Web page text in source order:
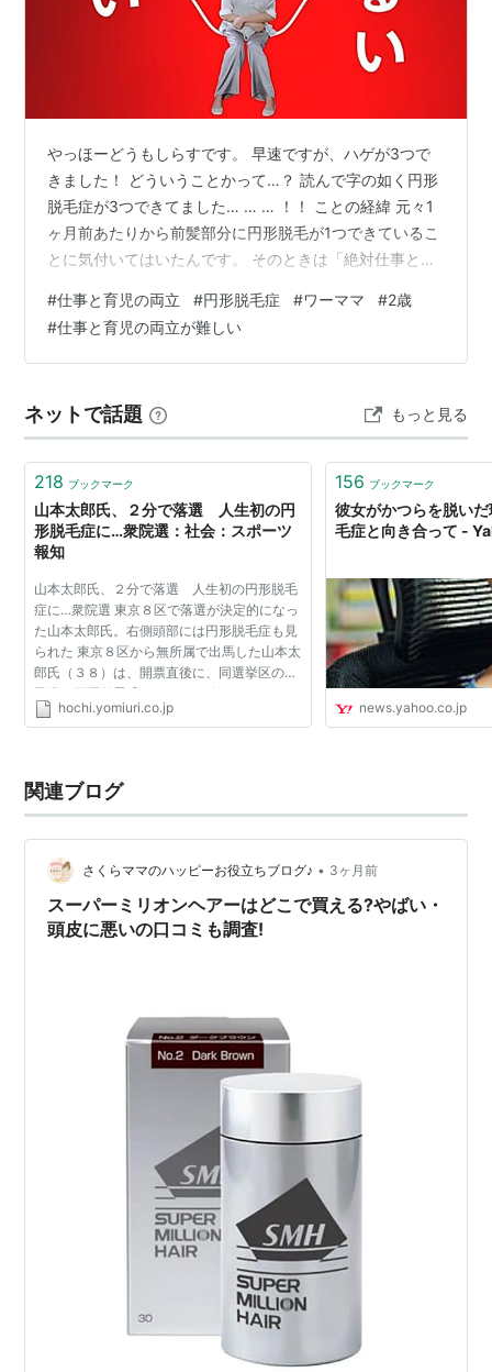
やっほーどうもしらすです。 早速ですが、ハゲが3つで
きました！ どういうことかって…？ 読んで字の如く円形
脱毛症が3つできてました… … … ！！ ことの経緯 元々1
ヶ月前あたりから前髪部分に円形脱毛が1つできているこ
とに気付いてはいたんです。 そのときは「絶対仕事と育
識でした。 で、そこから1週間後くらいに美容院に行った
んです。 そしたら美容師さんに「……最近なにかストレ
ス溜まることでもありましたか？」と聞かれ、 あ〜はい
ころですよね。って感じで返したら 「あ…そこもそうな
んですけど、あと後頭…
#仕事と育児の両立 #円形脱毛症 #ワーママ #2歳
#仕事と育児の両立が難しい
ネットで話題 もっと見る
218 ブックマーク
山本太郎氏、２分で落選 人生初の円
形脱毛症に…衆院選：社会：スポーツ
報知
山本太郎氏、２分で落選 人生初の円形脱毛
症に…衆院選 東京８区で落選が決定的になっ
た山本太郎氏。右側頭部には円形脱毛症も見
られた 東京８区から無所属で出馬した山本太
郎氏（３８）は、開票直後に、同選挙区の自
民党・石原伸晃氏（５５）に敗れ、あえなく
落選となった。今月１日に政治団体「新党
hochi.yomiuri.co.jp
156 ブックマーク
彼女がかつらを脱い
毛症と向き合って -
news.yahoo.co.jp
関連ブログ
さくらママのハッピーお役立ちブログ♪ • 3ヶ月前
スーパーミリオンヘアーはどこで買える?やばい・
頭皮に悪いの口コミも調査!